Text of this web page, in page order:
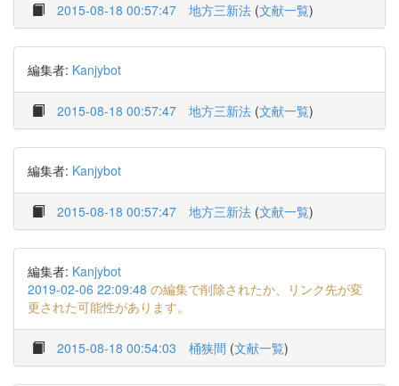
2015-08-18 00:57:47 地方三新法 (文献一覧)
編集者: Kanjybot
2015-08-18 00:57:47 地方三新法 (文献一覧)
編集者: Kanjybot
2015-08-18 00:57:47 地方三新法 (文献一覧)
編集者: Kanjybot
2019-02-06 22:09:48 の編集で削除されたか、リンク先が変
更された可能性があります。
2015-08-18 00:54:03 桶狭間 (文献一覧)